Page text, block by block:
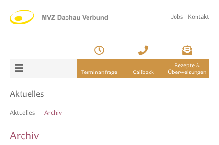
Jobs Kontakt
Terminanfrage Callback
Rezepte &
Überweisungen
Aktuelles
Aktuelles Archiv
Archiv